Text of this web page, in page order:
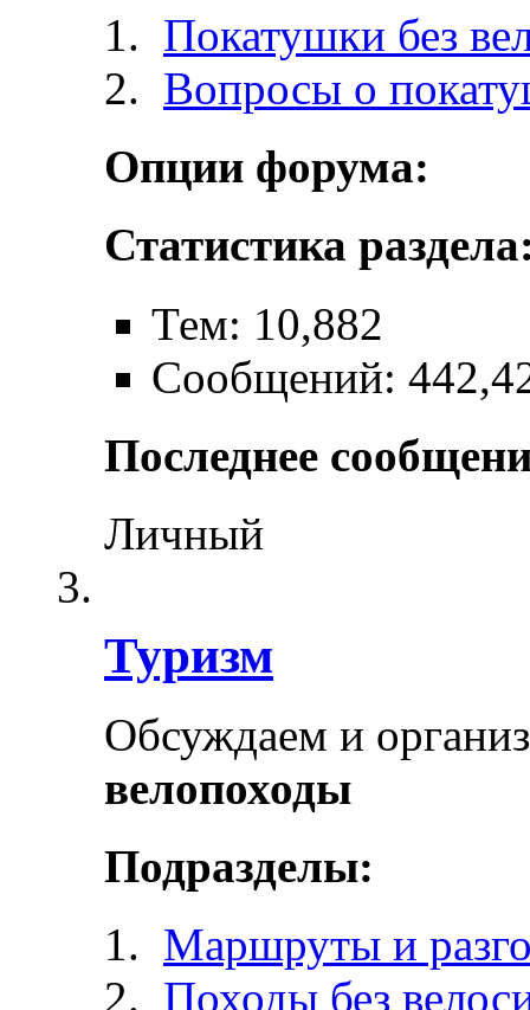
Покатушки без
Вопросы о
Опции форума:
Статистика
Тем: 10,882
Сообщений:
Последнее
Личный
Туризм
Обсуждаем и
велопоходы
Подразделы:
Маршруты и
Походы без